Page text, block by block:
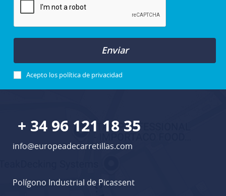
Enviar
Acepto los política de privacidad
+ 34 96 121 18 35
info@europeadecarretillas.com
Polígono Industrial de Picassent